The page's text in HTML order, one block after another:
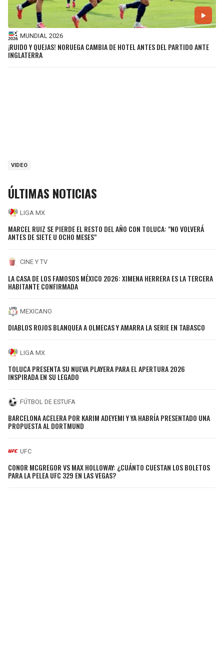
MUNDIAL 2026
¡RUIDO Y QUEJAS! NORUEGA CAMBIA DE HOTEL ANTES DEL PARTIDO ANTE
INGLATERRA
VIDEO
ÚLTIMAS NOTICIAS
LIGA MX
MARCEL RUIZ SE PIERDE EL RESTO DEL AÑO CON TOLUCA: "NO VOLVERÁ
ANTES DE SIETE U OCHO MESES"
CINE Y TV
LA CASA DE LOS FAMOSOS MÉXICO 2026: XIMENA HERRERA ES LA TERCERA
HABITANTE CONFIRMADA
MEXICANO
DIABLOS ROJOS BLANQUEA A OLMECAS Y AMARRA LA SERIE EN TABASCO
LIGA MX
TOLUCA PRESENTA SU NUEVA PLAYERA PARA EL APERTURA 2026
INSPIRADA EN SU LEGADO
FÚTBOL DE ESTUFA
BARCELONA ACELERA POR KARIM ADEYEMI Y YA HABRÍA PRESENTADO UNA
PROPUESTA AL DORTMUND
UFC
CONOR MCGREGOR VS MAX HOLLOWAY: ¿CUÁNTO CUESTAN LOS BOLETOS
PARA LA PELEA UFC 329 EN LAS VEGAS?